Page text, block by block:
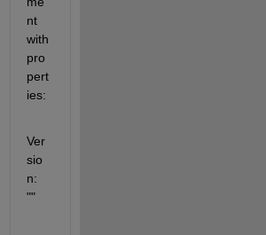
nt
with
pro
pert
ies:
Ver
sio
n:
""